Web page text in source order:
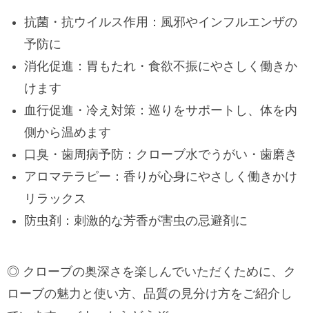
抗菌・抗ウイルス作用：風邪やインフルエンザの
予防に
消化促進：胃もたれ・食欲不振にやさしく働きか
けます
血行促進・冷え対策：巡りをサポートし、体を内
側から温めます
口臭・歯周病予防：クローブ水でうがい・歯磨き
アロマテラピー：香りが心身にやさしく働きかけ
リラックス
防虫剤：刺激的な芳香が害虫の忌避剤に
◎ クローブの奥深さを楽しんでいただくために、ク
ローブの魅力と使い方、品質の見分け方をご紹介し